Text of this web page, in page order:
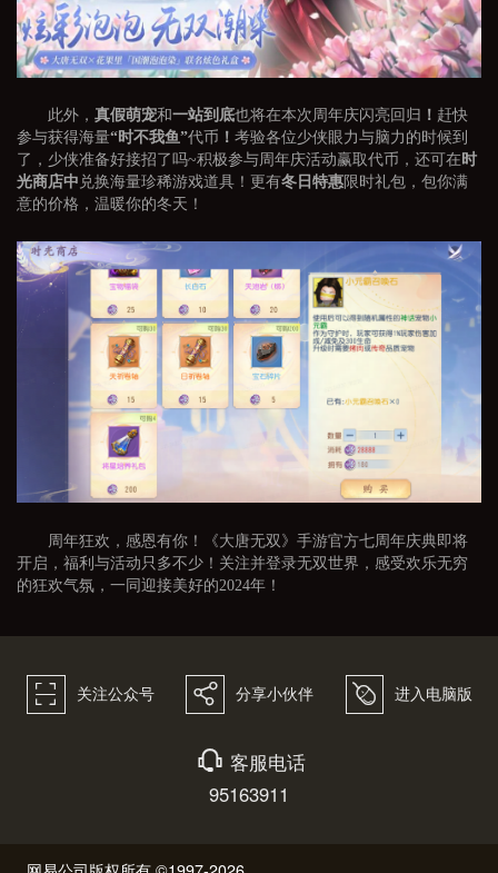
此外， 真假萌宠和一站到底也将在本次周年庆闪亮回归 ！ 赶快
参与获得海量“时不我鱼”代币 ！ 考验各位少侠眼力与脑力的时候到
了，少侠准备好接招了吗~积极参与周年庆活动赢取代币，还可在时
光商店中 兑换海量珍稀游戏道具！更有冬日特惠限时礼包，包你满
意的价格，温暖你的冬天！
周年狂欢，感恩有你！《大唐无双》手游官方七周年庆典即将
开启，福利与活动只多不少！关注并登录无双世界，感受欢乐无穷
的狂欢气氛，一同迎接美好的2024年！
򰀁 关注公众号 򰀂 分享小伙伴 򰀄 进入电脑版
򰀃 客服电话
95163911